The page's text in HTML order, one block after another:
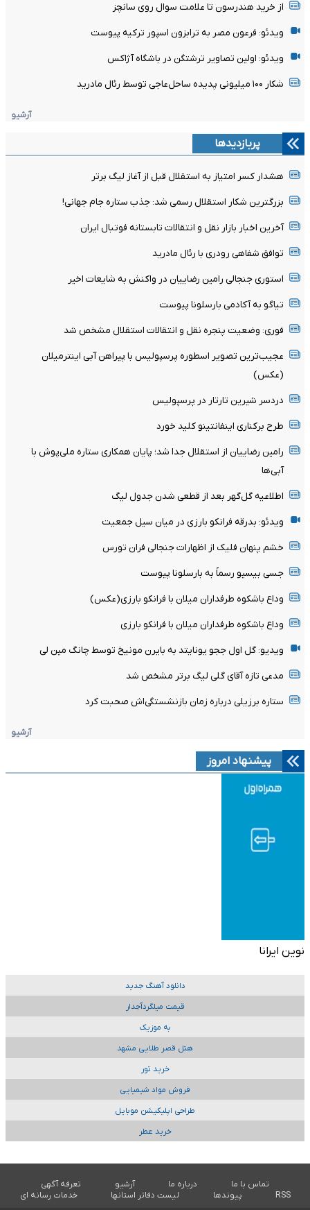
از خرید هندرسون تا علامت سوال روی سانچز
ویدئو: فرعون مصر به ترابزون اسپور ترکیه پیوست
ویدئو: اولین تصاویر ترشتگن در باشگاه آژاکس
شکار ۱۰۰ میلیونی پدیده ساحل‌عاجی توسط رئال مادرید
آرشیو
پربازدیدها
هشدار کسر امتیاز به استقلال قبل از آغاز لیگ برتر
بزرگترین شکار استقلال رسمی شد: جذب ستاره جام جهانی!
آخرین اخبار بازار نقل و انتقالات تابستانه فوتبال ایران
توافق شفاهی رودری با رئال مادرید
استوری جنجالی رامین رضاییان در واکنش به شایعات اخیر
تیاگو به آکادمی بارسلونا پیوست
فوری: وضعیت پنجره نقل و انتقالات استقلال مشخص شد
عجیب‌ترین تصویر اسطوره پرسپولیس با پیراهن آبی اینترمیلان
(عکس)
دردسر شیرین تارتار در پرسپولیس
طرح برکناری اینفانتینو کلید خورد
رامین رضاییان از استقلال جدا شد؛ پایان همکاری ستاره ملی‌پوش با
آبی‌ها
اطلاعیه گل‌گهر بعد از قطعی شدن جدول لیگ
ویدئو: بدرقه فرانکو بارزی در میان سیل جمعیت
خشم پنهان فلیک از اظهارات جنجالی فران تورس
جسی بیسیو رسماً به بارسلونا پیوست
وداع باشکوه طرفداران میلان با فرانکو بارزی(عکس)
وداع باشکوه طرفداران میلان با فرانکو بارزی
ویدیو: گل اول ججو یونایتد به بایرن مونیخ توسط چانگ مین لی
مدعی تازه آقای گلی لیگ برتر مشخص شد
ستاره برزیلی درباره زمان بازنشستگی‌اش صحبت کرد
آرشیو
پیشنهاد امروز
نوین ایرانا
دانلود آهنگ جدید
قیمت میلگردآجدار
به موزیک
هتل قصر طلایی مشهد
خرید تور
فروش مواد شیمیایی
طراحی اپلیکیشن موبایل
خرید عطر
تماس با ما درباره ما آرشیو
تعرفه آگهی
RSS
پیوندها لیست دفاتر استانها خدمات رسانه ای